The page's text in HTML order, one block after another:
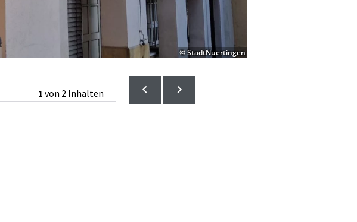
© StadtNuertingen
1 von 2 Inhalten